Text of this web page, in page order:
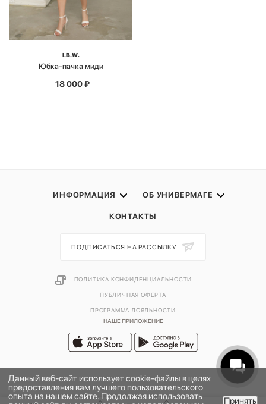
I.B.W.
Юбка-пачка миди
18 000₽
ИНФОРМАЦИЯ ОБ УНИВЕРМАГЕ
КОНТАКТЫ
НАШЕ ПРИЛОЖЕНИЕ
ПОДПИСАТЬСЯ НА РАССЫЛКУ
ПОЛИТИКА КОНФИДЕНЦИАЛЬНОСТИ
ПУБЛИЧНАЯ ОФЕРТА
ПРОГРАММА ЛОЯЛЬНОСТИ
Данный веб-сайт использует cookie-файлы в целях
предоставления вам лучшего пользовательского
опыта на нашем сайте. Продолжая использовать
Принять